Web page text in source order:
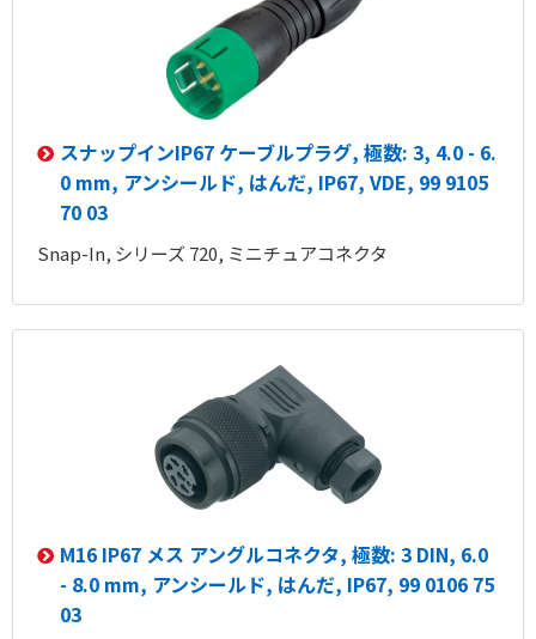
スナップインIP67 ケーブルプラグ, 極数: 3, 4.0 - 6.
0 mm, アンシールド, はんだ, IP67, VDE, 99 9105
70 03
Snap-In, シリーズ 720, ミニチュアコネクタ
M16 IP67 メス アングルコネクタ, 極数: 3 DIN, 6.0
- 8.0 mm, アンシールド, はんだ, IP67, 99 0106 75
03